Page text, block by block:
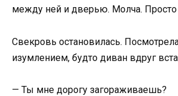
между ней и дверью. Молча. Просто
Свекровь остановилась.
изумлением, будто диван вдруг
— Ты мне дорогу загораживаешь?